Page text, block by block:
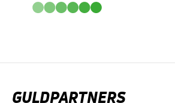
GULDPARTNERS